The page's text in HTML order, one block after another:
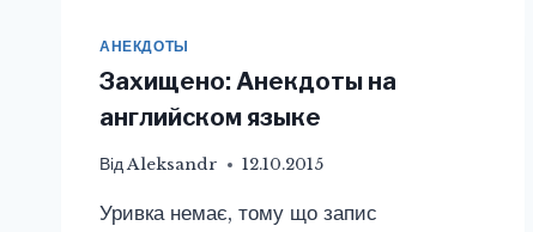
АНЕКДОТЫ
Захищено: Анекдоты на
английском языке
ВідAleksandr 12.10.2015
Уривка немає, тому що запис